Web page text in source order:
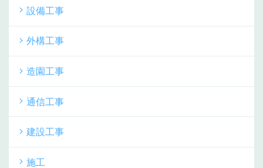
設備工事
外構工事
造園工事
通信工事
建設工事
施工